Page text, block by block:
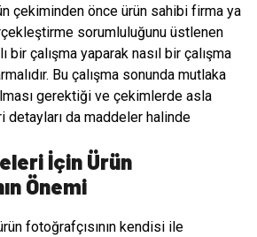
çekiminden önce ürün sahibi firma ya
sorumluluğunu üstlenen
bir çalışma yaparak nasıl bir çalışma
Bu çalışma sonunda mutlaka
gerektiği ve çekimlerde asla
da maddeler halinde
İçin Ürün
Önemi
fotoğrafçısının kendisi ile